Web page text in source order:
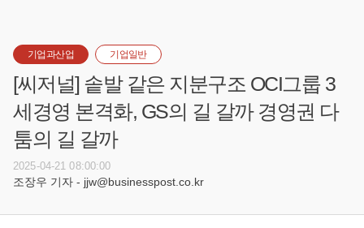
기업과산업 기업일반
[씨저널] 솥발 같은 지분구조 OCI그룹 3
세경영 본격화, GS의 길 갈까 경영권 다
툼의 길 갈까
2025-04-21 08:00:00
조장우 기자 - jjw@businesspost.co.kr